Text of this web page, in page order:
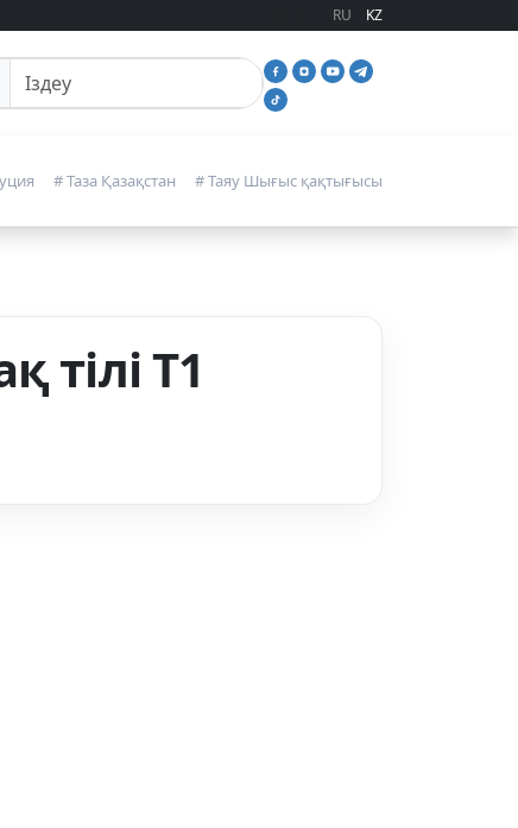
RU KZ
іздеу
# Таза Қазақстан # Таяу Шығыс қақтығысы
Т1